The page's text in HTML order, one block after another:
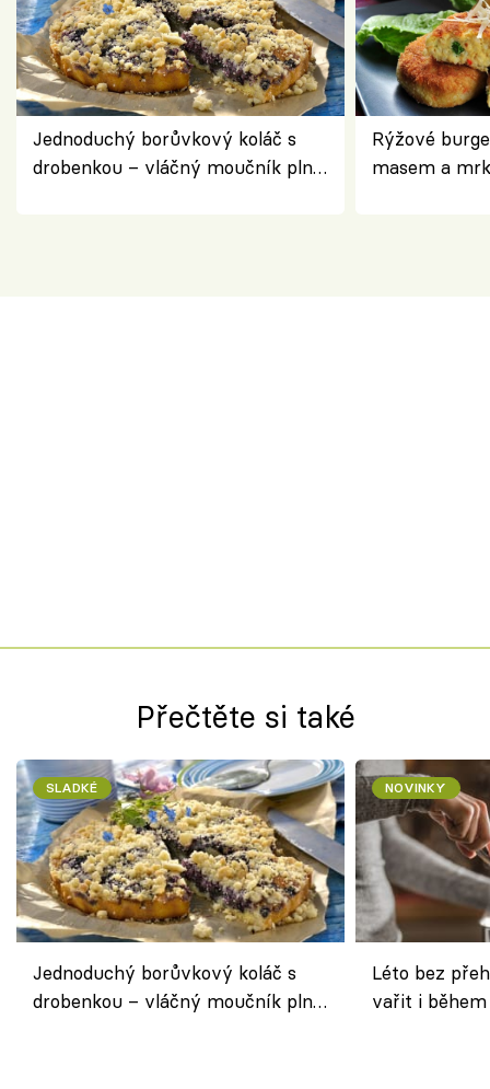
Jednoduchý borůvkový koláč s
drobenkou – vláčný moučník plný
Rýžové
masem a
Přečtěte si také
SLADKÉ
Jednoduchý borůvkový koláč s
drobenkou – vláčný moučník plný
NOVINKY
Léto bez
vařit i